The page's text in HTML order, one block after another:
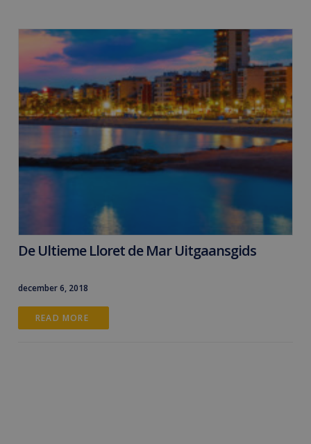
De Ultieme Lloret de Mar Uitgaansgids
december 6, 2018
READ MORE